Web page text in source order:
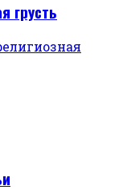
грусть